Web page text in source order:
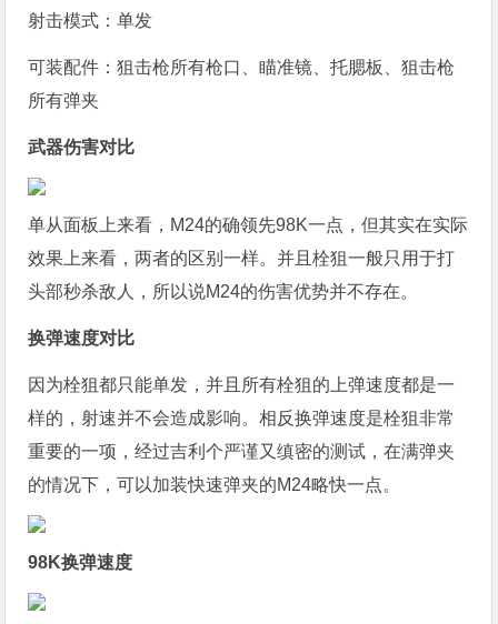
射击模式：单发
可装配件：狙击枪所有枪口、瞄准镜、托腮板、狙击枪
所有弹夹
武器伤害对比
单从面板上来看，M24的确领先98K一点，但其实在实际
效果上来看，两者的区别一样。并且栓狙一般只用于打
头部秒杀敌人，所以说M24的伤害优势并不存在。
换弹速度对比
因为栓狙都只能单发，并且所有栓狙的上弹速度都是一
样的，射速并不会造成影响。相反换弹速度是栓狙非常
重要的一项，经过吉利个严谨又缜密的测试，在满弹夹
的情况下，可以加装快速弹夹的M24略快一点。
98K换弹速度